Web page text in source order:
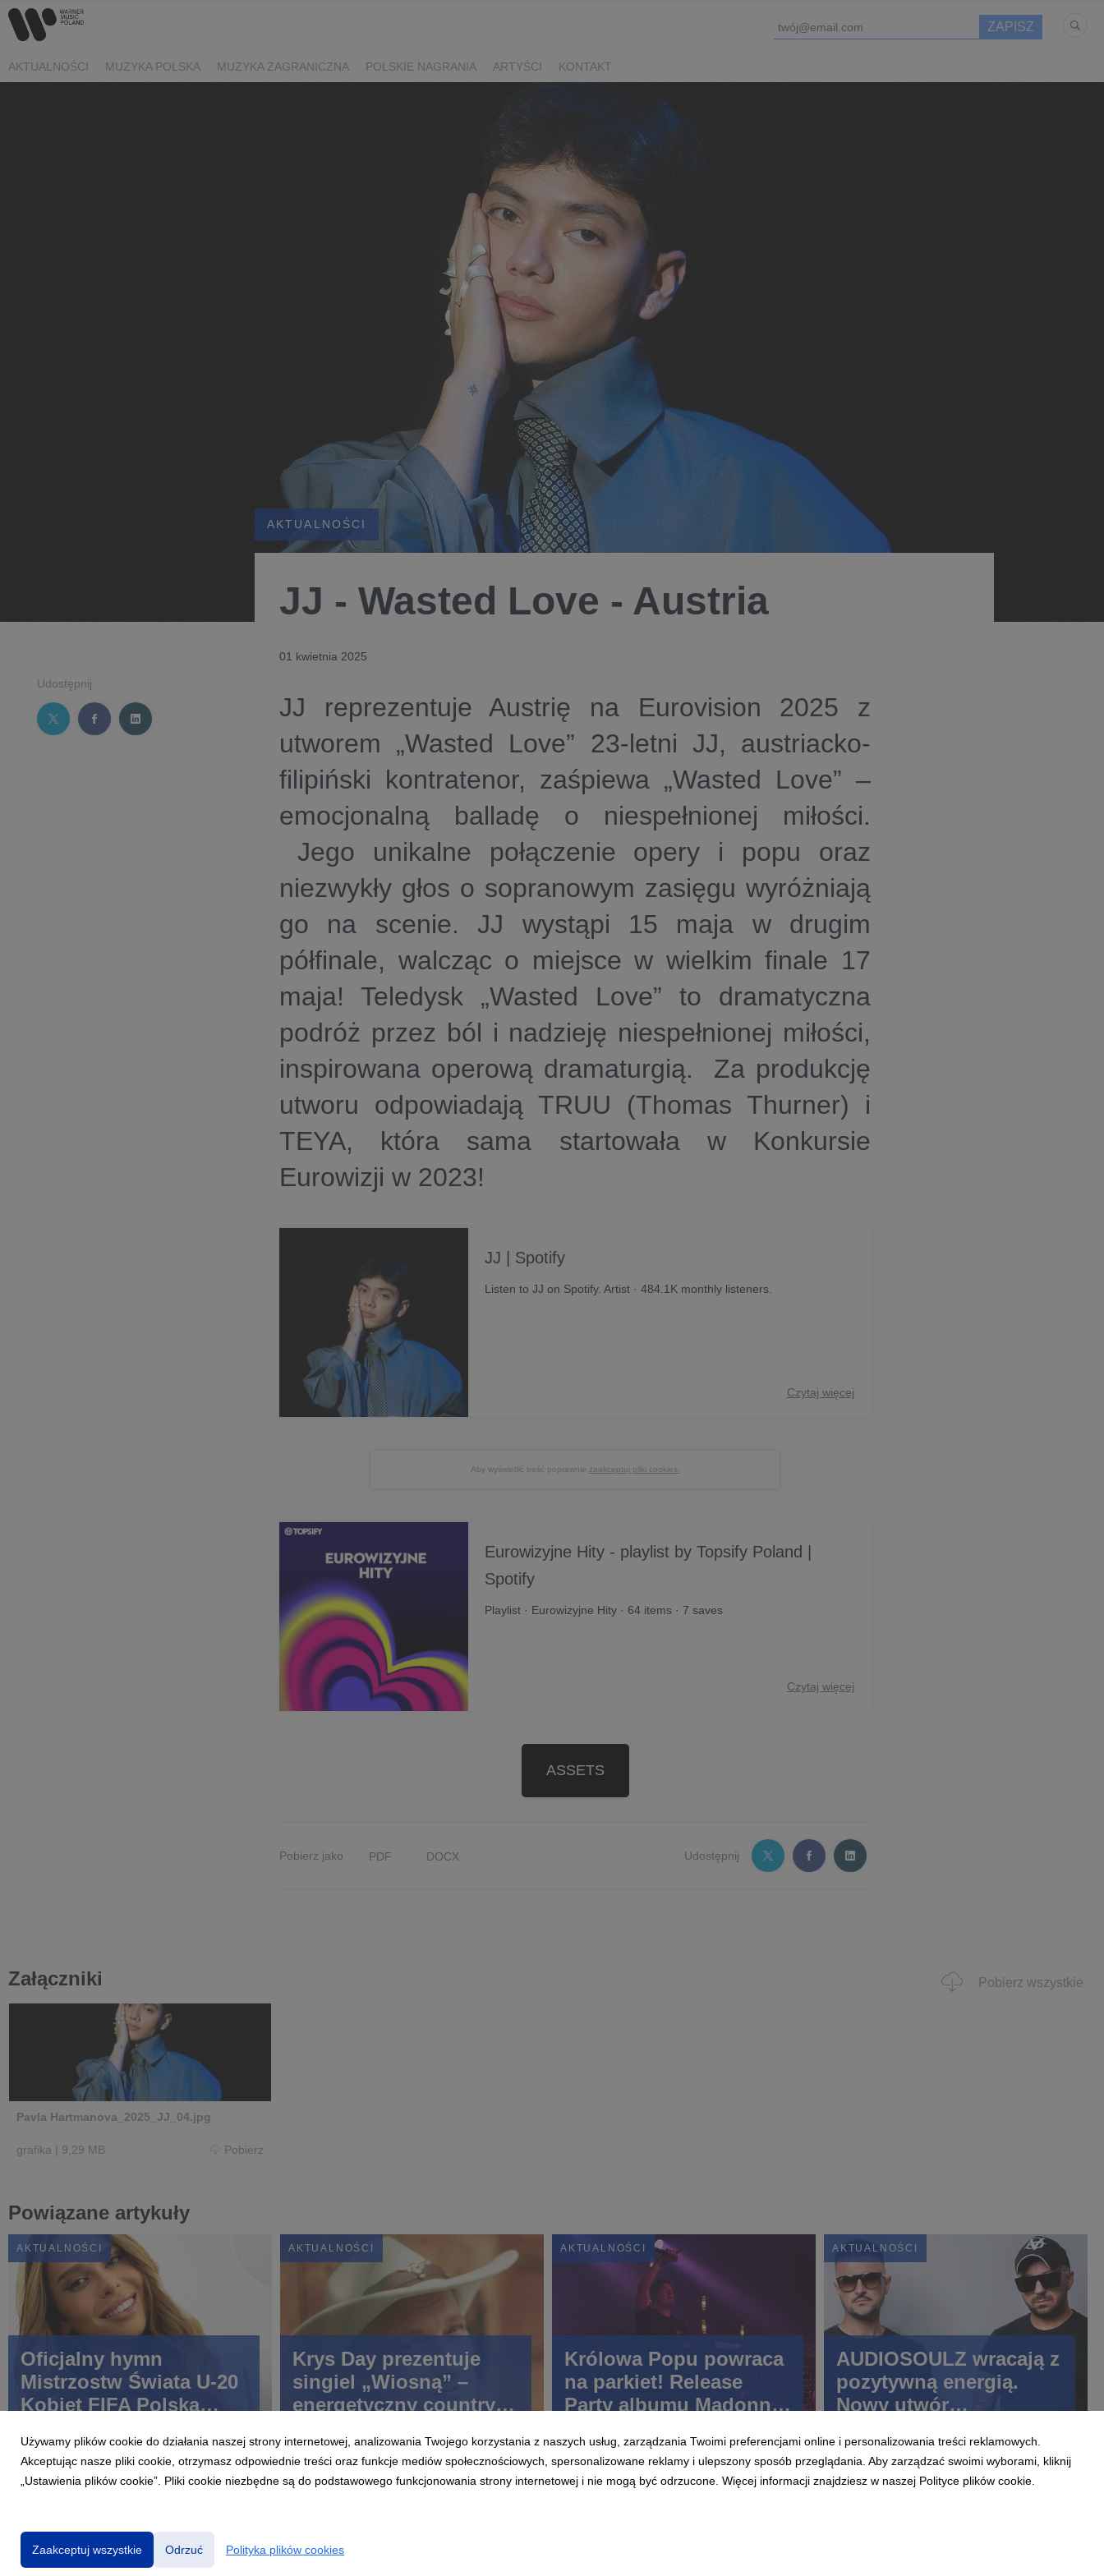
AKTUALNOŚCI MUZYKA POLSKA MUZYKA ZAGRANICZNA POLSKIE NAGRANIA ARTYŚCI KONTAKT
Udostępnij
AKTUALNOŚCI
JJ - Wasted Love - Austria
01 kwietnia 2025
JJ reprezentuje Austrię na Eurovision 2025 z
utworem „Wasted Love” 23-letni JJ, austriacko-
filipiński kontratenor, zaśpiewa „Wasted Love” –
emocjonalną balladę o niespełnionej miłości.
Jego unikalne połączenie opery i popu oraz
niezwykły głos o sopranowym zasięgu wyróżniają
go na scenie. JJ wystąpi 15 maja w drugim
półfinale, walcząc o miejsce w wielkim finale 17
maja! Teledysk „Wasted Love” to dramatyczna
podróż przez ból i nadzieję niespełnionej miłości,
inspirowana operową dramaturgią. Za produkcję
utworu odpowiadają TRUU (Thomas Thurner) i
TEYA, która sama startowała w Konkursie
Eurowizji w 2023!
JJ | Spotify
Listen to JJ on Spotify. Artist · 484.1K monthly listeners.
Czytaj więcej
Aby wyświetlić treść poprawnie zaakceptuj pliki cookies.
Eurowizyjne Hity - playlist by Topsify Poland |
Spotify
Playlist · Eurowizyjne Hity · 64 items · 7 saves
Czytaj więcej
ASSETS
Pobierz jako PDF DOCX Udostępnij
Załączniki Pobierz wszystkie
Pavla Hartmanova_2025_JJ_04.jpg
grafika | 9,29 MB Pobierz
Powiązane artykuły
AKTUALNOŚCI
Oficjalny hymn
Mistrzostw Świata U-20
Kobiet FIFA Polska
YEYEYO
AKTUALNOŚCI
Krys Day prezentuje
singiel „Wiosną” –
energetyczny country-
szansę.
AKTUALNOŚCI
Królowa Popu powraca
na parkiet! Release
Party albumu Madonny
Open’er Festival
AKTUALNOŚCI
AUDIOSOULZ wracają z
pozytywną energią.
Nowy utwór
Używamy plików cookie do działania naszej strony internetowej, analizowania Twojego korzystania z naszych usług, zarządzania Twoimi preferencjami online i personalizowania treści reklamowych.
Akceptując nasze pliki cookie, otrzymasz odpowiednie treści oraz funkcje mediów społecznościowych, spersonalizowane reklamy i ulepszony sposób przeglądania. Aby zarządzać swoimi wyborami, kliknij
„Ustawienia plików cookie”. Pliki cookie niezbędne są do podstawowego funkcjonowania strony internetowej i nie mogą być odrzucone. Więcej informacji znajdziesz w naszej Polityce plików cookie.
Zaakceptuj wszystkie Odrzuć Polityka plików cookies